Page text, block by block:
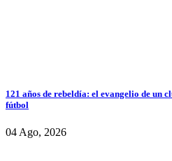
121 años de rebeldía: el evangelio de un
fútbol
04 Ago, 2026